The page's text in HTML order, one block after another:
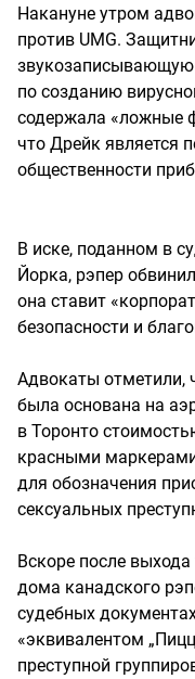
Накануне утром
против UMG.
по созданию
содержала «ложные
что Дрейк является
общественности
В иске, поданном в
Йорка, рэпер
она ставит
безопасности и
Адвокаты отметили,
была основана на
в Торонто
красными
для обозначения
сексуальных
Вскоре после
дома канадского
судебных
«эквивалентом
преступной